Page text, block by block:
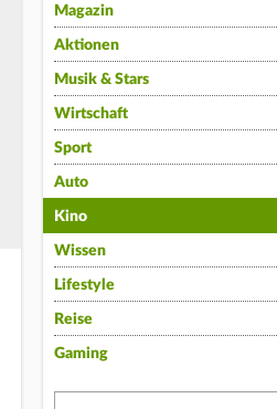
Magazin
Aktionen
Musik & Stars
Wirtschaft
Sport
Auto
Kino
Wissen
Lifestyle
Reise
Gaming